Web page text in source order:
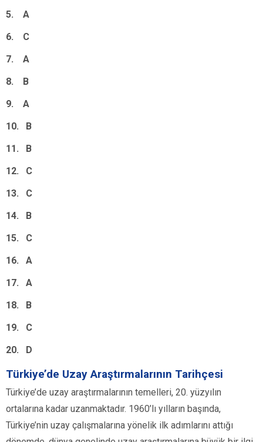
5. A
6. C
7. A
8. B
9. A
10. B
11. B
12. C
13. C
14. B
15. C
16. A
17. A
18. B
19. C
20. D
Türkiye’de Uzay Araştırmalarının Tarihçesi
Türkiye’de uzay araştırmalarının temelleri, 20. yüzyılın
ortalarına kadar uzanmaktadır. 1960’lı yılların başında,
Türkiye’nin uzay çalışmalarına yönelik ilk adımlarını attığı